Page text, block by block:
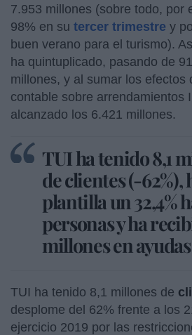
7.953 millones (sobre todo, por
98% en su tercer trimestre y
buen verano para el turismo).
ha quintuplicado, pasando de
millones, y al sumar los efectos
contable sobre arrendamientos
alcanzado los 6.421 millones.
TUI ha tenido 8,1
de clientes (-62%),
plantilla un 32,4%
personas y ha
millones en
TUI ha tenido 8,1 millones de
desplome del 62% frente a los
ejercicio 2019 por las